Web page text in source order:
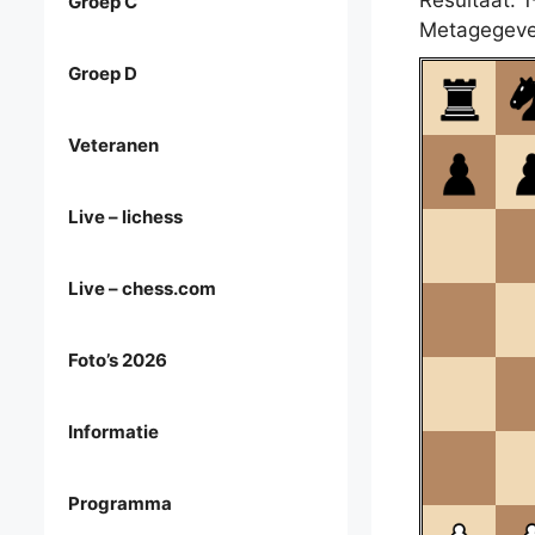
Groep D
Veteranen
Live – lichess
Live – chess.com
Foto’s 2026
Informatie
Programma